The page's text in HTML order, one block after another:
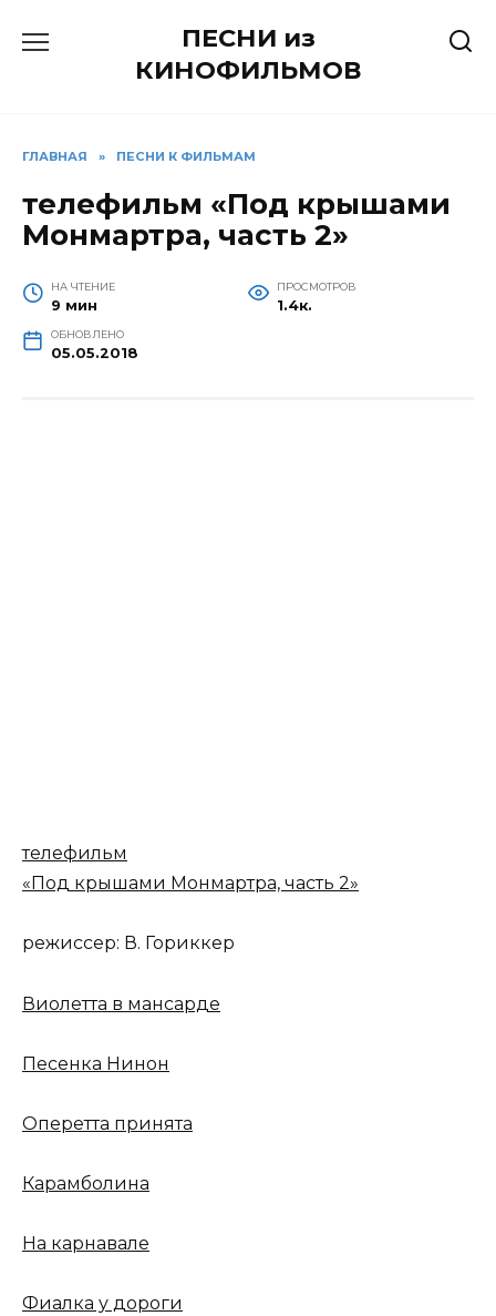
ПЕСНИ из
КИНОФИЛЬМОВ
ГЛАВНАЯ » ПЕСНИ К ФИЛЬМАМ
телефильм «Под крышами
Монмартра, часть 2»
НА ЧТЕНИЕ
9 мин
ПРОСМОТРОВ
1.4к.
ОБНОВЛЕНО
05.05.2018
телефильм
«Под крышами Монмартра, часть 2»
режиссер: В. Гориккер
Виолетта в мансарде
Песенка Нинон
Оперетта принята
Карамболина
На карнавале
Фиалка у дороги